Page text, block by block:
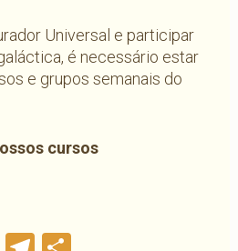
Universal e participar
é necessário estar
e grupos semanais do
cursos